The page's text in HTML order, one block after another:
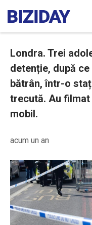
Londra. Trei
detenție, după
bătrân, într-o
trecută. Au
mobil.
acum un an